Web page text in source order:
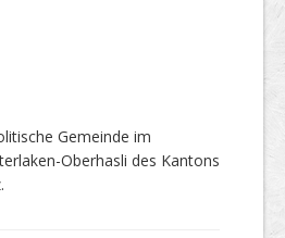
Gemeinde im
Oberhasli des Kantons